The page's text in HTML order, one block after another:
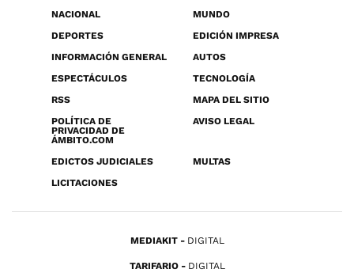
NACIONAL
MUNDO
DEPORTES
EDICIÓN IMPRESA
INFORMACIÓN GENERAL
AUTOS
ESPECTÁCULOS
TECNOLOGÍA
RSS
MAPA DEL SITIO
POLÍTICA DE
PRIVACIDAD DE
ÁMBITO.COM
AVISO LEGAL
EDICTOS JUDICIALES
MULTAS
LICITACIONES
MEDIAKIT DIGITAL
TARIFARIO DIGITAL